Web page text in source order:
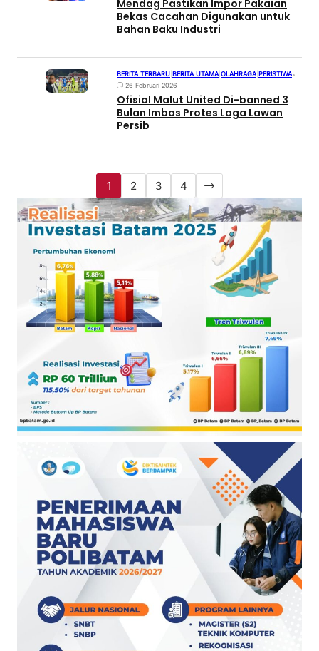
Mendag Pastikan Impor Pakaian
Bekas Cacahan Digunakan untuk
Bahan Baku Industri
BERITA TERBARU BERITA UTAMA OLAHRAGA PERISTIWA•
26 Februari 2026
Ofisial Malut United Di-banned 3
Bulan Imbas Protes Laga Lawan
Persib
1 2 3 4